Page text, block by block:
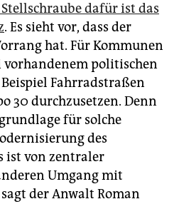
dafür ist das
. Es sieht vor, dass der
hat. Für Kommunen
vorhandenem politischen
Fahrradstraßen
30 durchzusetzen. Denn
für solche
des
ist von zentraler
Umgang mit
der Anwalt Roman